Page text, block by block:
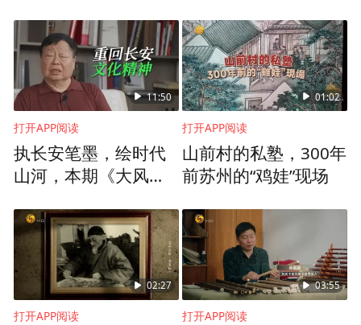
11:50
打开APP阅读
执长安笔墨，绘时代
山河，本期《大风人
派领军人物、中国画
人物大家王西京的艺
术世界，听他如何一
笔一画，沉淀东方气
韵，承载家国情怀
01:02
打开APP阅读
山前村的私塾，300年
前苏州的“鸡娃”现场
02:27
打开APP阅读
03:55
打开APP阅读